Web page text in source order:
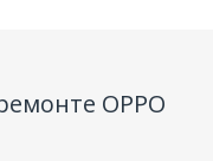
OPPO